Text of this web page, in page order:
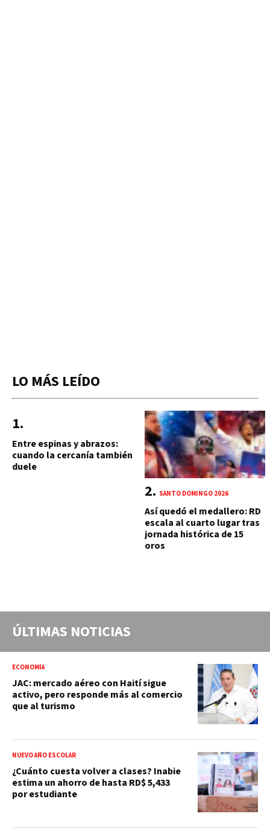
LO MÁS LEÍDO
Entre espinas y abrazos:
cuando la cercanía también
duele
SANTO DOMINGO 2026
Así quedó el medallero: RD
escala al cuarto lugar tras
jornada histórica de 15
oros
ÚLTIMAS NOTICIAS
ECONOMÍA
JAC: mercado aéreo con Haití sigue
activo, pero responde más al comercio
que al turismo
NUEVO AÑO ESCOLAR
¿Cuánto cuesta volver a clases? Inabie
estima un ahorro de hasta RD$ 5,433
por estudiante